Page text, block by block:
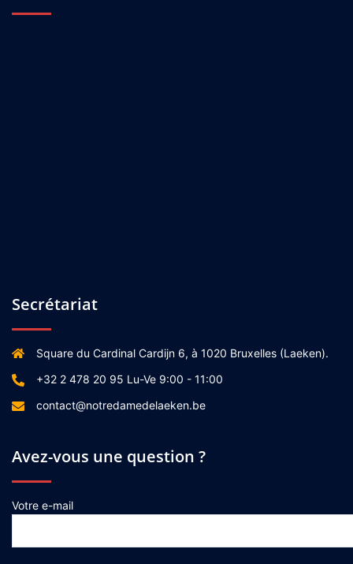
Secrétariat
Square du Cardinal Cardijn 6, à 1020 Bruxelles (Laeken).
+32 2 478 20 95 Lu-Ve 9:00 - 11:00
contact@notredamedelaeken.be
Avez-vous une question ?
Votre e-mail